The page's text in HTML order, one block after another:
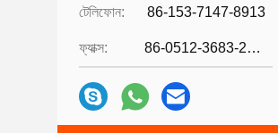
টেলিফোন: 86-153-7147-8913
ফ্যাক্স: 86-0512-3683-2631